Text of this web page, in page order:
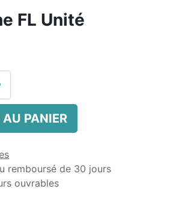
FL Unité
PANIER
remboursé de 30 jours
ouvrables